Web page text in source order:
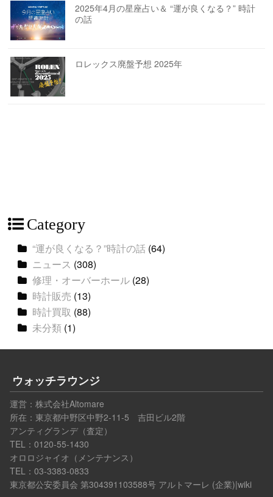
2025年4月の星座占い＆ “運が良くなる？” 時計
の話
ロレックス廃盤予想 2025年
Category
“運が良くなる？”時計の話 (64)
ニュース (308)
修理・オーバーホール (28)
時計販売 (13)
時計買取 (88)
未分類 (1)
ウォッチラウンジ
運営： 株式会社Altomare
所在：東京都中野区中野2-11-5 吉田ビル2階
アンティグランデ（査定）
TEL：0120-55-1430
オロロジャイオ（メンテナンス）
TEL：03-3383-0833
東京都公安委員会 第304391103588号 アルトマーレ (企業)|wiki